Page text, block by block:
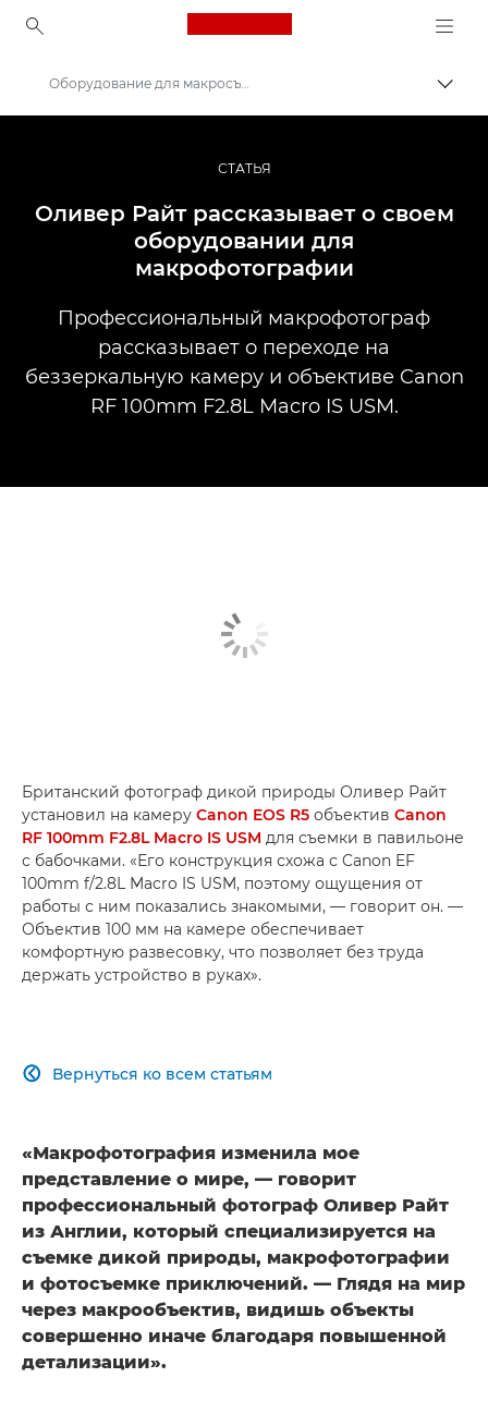
Canon Logo, back to
Профессиональная фото- и видеосъемка
Истории
Оборудование для макросъемки
СТАТЬЯ
Оливер Райт рассказывает о своем
оборудовании для
макрофотографии
Профессиональный макрофотограф
рассказывает о переходе на
беззеркальную камеру и объективе Canon
RF 100mm F2.8L Macro IS USM.
Британский фотограф дикой природы Оливер Райт
установил на камеру Canon EOS R5 объектив Canon
RF 100mm F2.8L Macro IS USM для съемки в павильоне
с бабочками. «Его конструкция схожа с Canon EF
100mm f/2.8L Macro IS USM, поэтому ощущения от
работы с ним показались знакомыми, — говорит он. —
Объектив 100 мм на камере обеспечивает
комфортную развесовку, что позволяет без труда
держать устройство в руках».
Вернуться ко всем статьям

«Макрофотография изменила мое
представление о мире, — говорит
профессиональный фотограф Оливер Райт
из Англии, который специализируется на
съемке дикой природы, макрофотографии
и фотосъемке приключений. — Глядя на мир
через макрообъектив, видишь объекты
совершенно иначе благодаря повышенной
детализации».